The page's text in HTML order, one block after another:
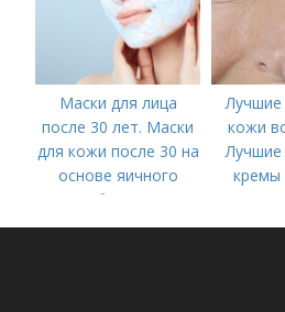
Маски для лица
после 30 лет. Маски
для кожи после 30 на
основе яичного
белка
Лучшие
кожи
Лучшие
кремы